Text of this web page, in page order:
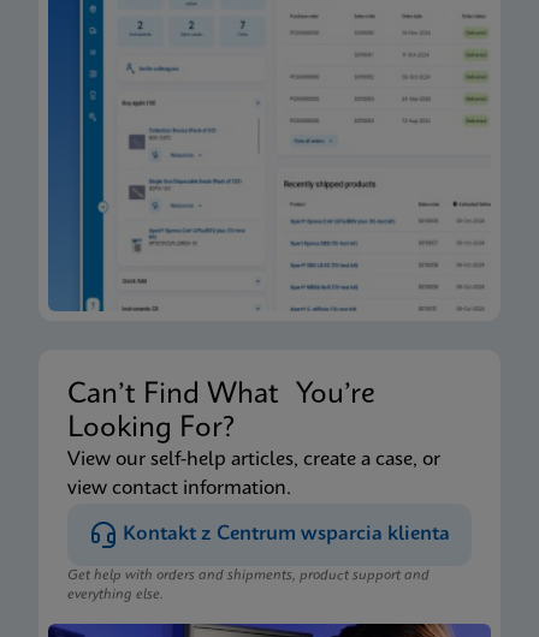
Can’t Find What You’re
Looking For?
View our self-help articles, create a case, or
view contact information.
Kontakt z Centrum wsparcia klienta
Get help with orders and shipments, product support and
everything else.